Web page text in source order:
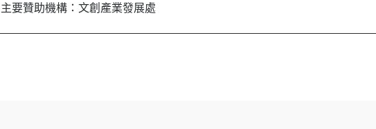
主要贊助機構：文創產業發展處